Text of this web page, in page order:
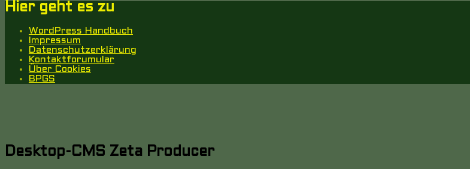
Hier geht es zu
WordPress Handbuch
Impressum
Datenschutzerklärung
Kontaktforumular
Über Cookies
BPGS
Desktop-CMS Zeta Producer